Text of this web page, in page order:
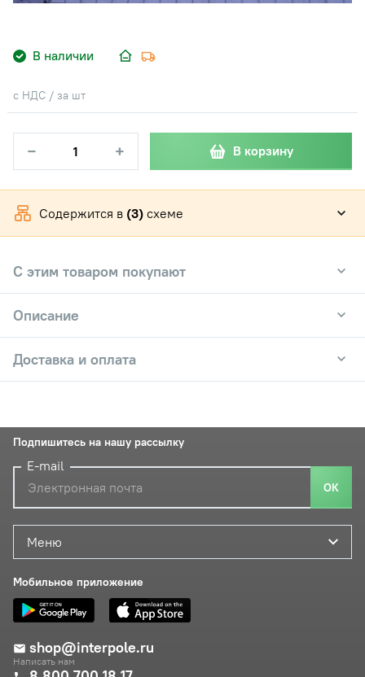
В наличии
с НДС / за шт
− + В корзину
Содержится в (3) схеме
С этим товаром покупают
Описание
Доставка и оплата
Меню
Мобильное приложение
shop@interpole.ru
Написать нам
Подпишитесь на нашу рассылку
E-mail
ОК